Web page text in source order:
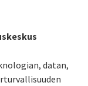
datan,